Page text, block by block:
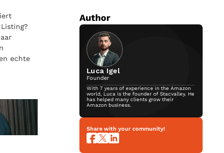
echte
Author
Luca Igel
Founder
With 7 years of experience in the Amazon
world, Luca is the founder of Stacvalley. He
has helped many clients grow their
Amazon business.
Share with your community!